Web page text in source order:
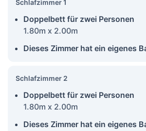
Schlafzimmer 1
Doppelbett für zwei Personen
1.80m x 2.00m
Dieses Zimmer hat ein eigenes
Schlafzimmer 2
Doppelbett für zwei Personen
1.80m x 2.00m
Dieses Zimmer hat ein eigenes